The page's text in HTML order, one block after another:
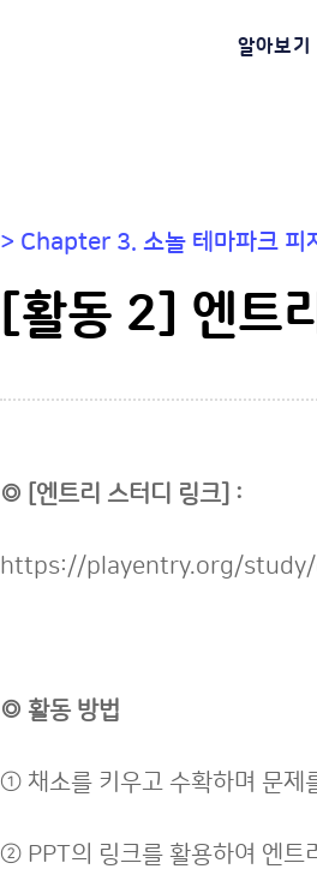
알아보기
> Chapter 3. 소놀 테마파크 피
[활동 2] 엔트
◎ [엔트리 스터디 링크] :
https://playentry.org/
◎ 활동 방법
① 채소를 키우고 수확하며 문제
② PPT의 링크를 활용하여 엔트